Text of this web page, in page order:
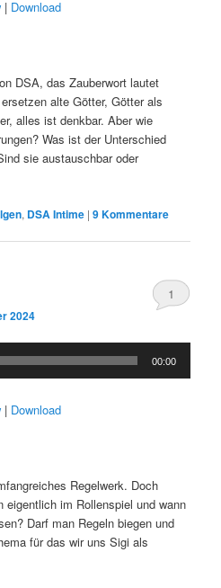
| Download
DSA, das Zauberwort lautet
alte Götter, Götter als
alles ist denkbar. Aber wie
Was ist der Unterschied
sie austauschbar oder
, DSA Intime |9Kommentare
2024
1
00:00
| Download
Regelwerk. Doch
eigentlich im Rollenspiel und wann
Darf man Regeln biegen und
für das wir uns Sigi als